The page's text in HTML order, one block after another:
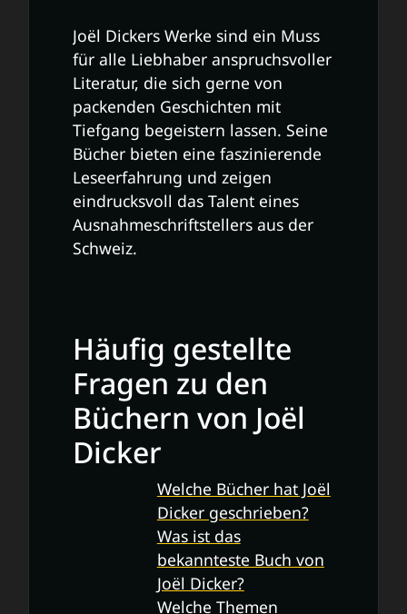
Joël Dickers Werke sind ein Muss
für alle Liebhaber anspruchsvoller
Literatur, die sich gerne von
packenden Geschichten mit
Tiefgang begeistern lassen. Seine
Bücher bieten eine faszinierende
Leseerfahrung und zeigen
eindrucksvoll das Talent eines
Ausnahmeschriftstellers aus der
Schweiz.
Häufig gestellte
Fragen zu den
Büchern von Joël
Dicker
Welche Bücher hat Joël
Dicker geschrieben?
Was ist das
bekannteste Buch von
Joël Dicker?
Welche Themen